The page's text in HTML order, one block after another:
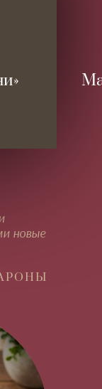
новые